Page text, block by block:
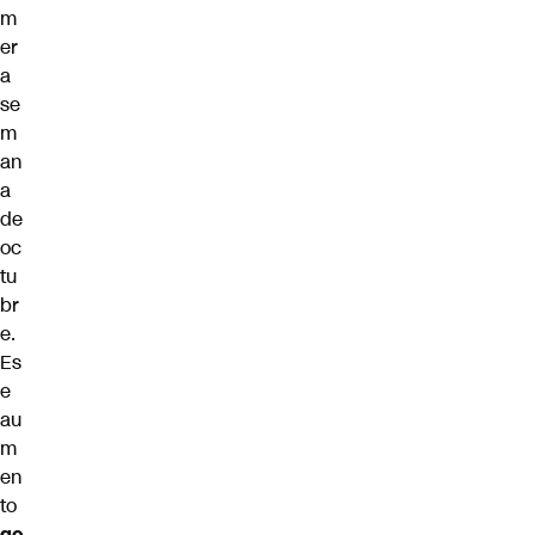
m
er
a
se
m
an
a
de
oc
tu
br
e.
Es
e
au
m
en
to